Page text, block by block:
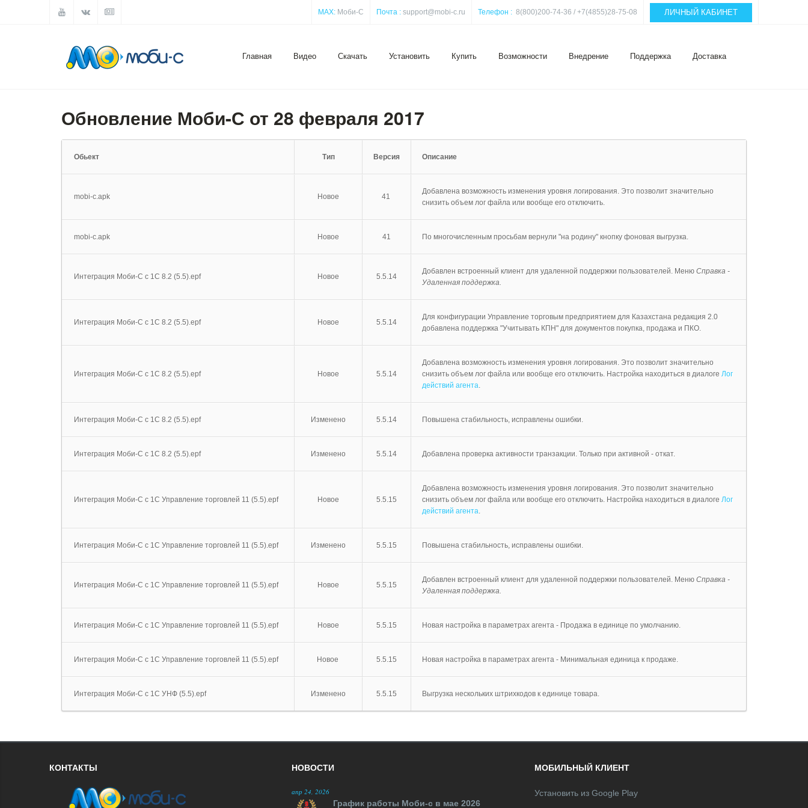
MAX: Моби-С Почта : support@mobi-c.ru Телефон : 8(800)200-74-36 / +7(4855)28-75-08 ЛИЧНЫЙ КАБИНЕТ
Главная Видео Скачать Установить Купить Возможности Внедрение Поддержка Доставка
Обновление Моби-С от 28 февраля 2017
Обьект Тип Версия Описание
mobi-c.apk Новое 41
Добавлена возможность изменения уровня логирования. Это позволит значительно
снизить объем лог файла или вообще его отключить.
mobi-c.apk Новое 41 По многочисленным просьбам вернули "на родину" кнопку фоновая выгрузка.
Интеграция Моби-С с 1С 8.2 (5.5).epf Новое 5.5.14
Добавлен встроенный клиент для удаленной поддержки пользователей. Меню Справка -
Удаленная поддержка.
Интеграция Моби-С с 1С 8.2 (5.5).epf Новое 5.5.14
Для конфигурации Управление торговым предприятием для Казахстана редакция 2.0
добавлена поддержка "Учитывать КПН" для документов покупка, продажа и ПКО.
Интеграция Моби-С с 1С 8.2 (5.5).epf Новое 5.5.14
Добавлена возможность изменения уровня логирования. Это позволит значительно
снизить объем лог файла или вообще его отключить. Настройка находиться в диалоге Лог
действий агента.
Интеграция Моби-С с 1С 8.2 (5.5).epf Изменено 5.5.14 Повышена стабильность, исправлены ошибки.
Интеграция Моби-С с 1С 8.2 (5.5).epf Изменено 5.5.14 Добавлена проверка активности транзакции. Только при активной - откат.
Интеграция Моби-С с 1С Управление торговлей 11 (5.5).epf Новое 5.5.15
Добавлена возможность изменения уровня логирования. Это позволит значительно
снизить объем лог файла или вообще его отключить. Настройка находиться в диалоге Лог
действий агента.
Интеграция Моби-С с 1С Управление торговлей 11 (5.5).epf Изменено 5.5.15 Повышена стабильность, исправлены ошибки.
Интеграция Моби-С с 1С Управление торговлей 11 (5.5).epf Новое 5.5.15
Добавлен встроенный клиент для удаленной поддержки пользователей. Меню Справка -
Удаленная поддержка.
Интеграция Моби-С с 1С Управление торговлей 11 (5.5).epf Новое 5.5.15 Новая настройка в параметрах агента - Продажа в единице по умолчанию.
Интеграция Моби-С с 1С Управление торговлей 11 (5.5).epf Новое 5.5.15 Новая настройка в параметрах агента - Минимальная единица к продаже.
Интеграция Моби-С с 1С УНФ (5.5).epf Изменено 5.5.15 Выгрузка нескольких штрихкодов к единице товара.
КОНТАКТЫ НОВОСТИ
апр 24, 2026
График работы Моби-с в мае 2026
МОБИЛЬНЫЙ КЛИЕНТ
Установить из Google Play